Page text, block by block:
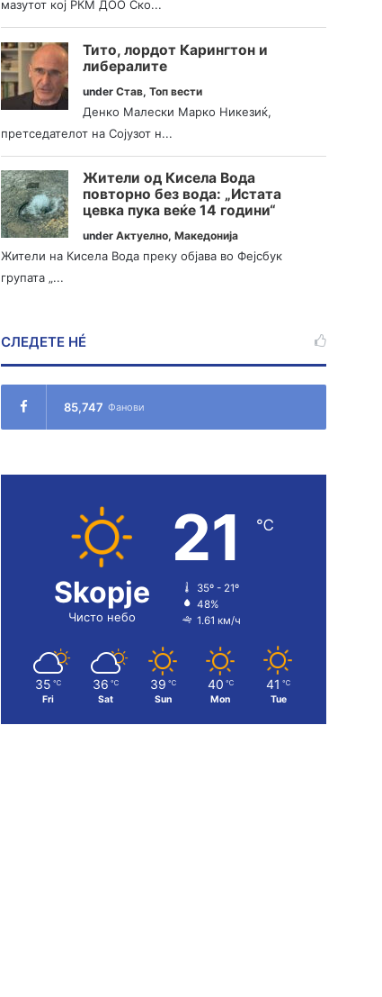
мазутот кој РКМ ДОО Ско...
Тито, лордот Карингтон и
либералите
underСтав,Топ вести
Денко Малески Марко Никезиќ,
претседателот на Сојузот н...
Жители од Кисела Вода
повторно без вода: „Истата
цевка пука веќе 14 години“
underАктуелно,Македонија
Жители на Кисела Вода преку објава во Фејсбук
групата „...
СЛЕДЕТЕ НÉ
85,747 Фанови
Skopje
Чисто небо
21 ℃
35º - 21º
48%
1.61 км/ч
35 ℃
Fri
36 ℃
Sat
39 ℃
Sun
40 ℃
Mon
41 ℃
Tue